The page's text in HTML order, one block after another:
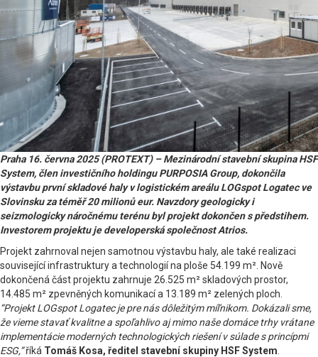
Praha 16. června 2025 (PROTEXT) – Mezinárodní stavební skupina HSF
System, člen investičního holdingu PURPOSIA Group, dokončila
výstavbu první skladové haly v logistickém areálu LOGspot Logatec ve
Slovinsku za téměř 20 milionů eur. Navzdory geologicky i
seizmologicky náročnému terénu byl projekt dokončen s předstihem.
Investorem projektu je developerská společnost Atrios.
Projekt zahrnoval nejen samotnou výstavbu haly, ale také realizaci
související infrastruktury a technologií na ploše 54.199 m². Nově
dokončená část projektu zahrnuje 26.525 m² skladových prostor,
14.485 m² zpevněných komunikací a 13.189 m² zelených ploch.
“Projekt LOGspot Logatec je pre nás dôležitým míľnikom. Dokázali sme,
že vieme stavať kvalitne a spoľahlivo aj mimo naše domáce trhy vrátane
implementácie moderných technologických riešení v súlade s princípmi
ESG,”říká Tomáš Kosa, ředitel stavební skupiny HSF System